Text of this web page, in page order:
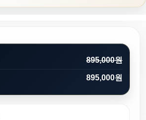
895,000원
895,000원